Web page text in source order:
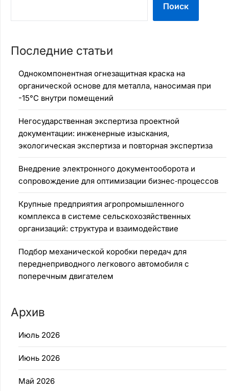
Поиск
Последние статьи
Однокомпонентная огнезащитная краска на
органической основе для металла, наносимая при
-15°C внутри помещений
Негосударственная экспертиза проектной
документации: инженерные изыскания,
экологическая экспертиза и повторная экспертиза
Внедрение электронного документооборота и
сопровождение для оптимизации бизнес‑процессов
Крупные предприятия агропромышленного
комплекса в системе сельскохозяйственных
организаций: структура и взаимодействие
Подбор механической коробки передач для
переднеприводного легкового автомобиля с
поперечным двигателем
Архив
Июль 2026
Июнь 2026
Май 2026